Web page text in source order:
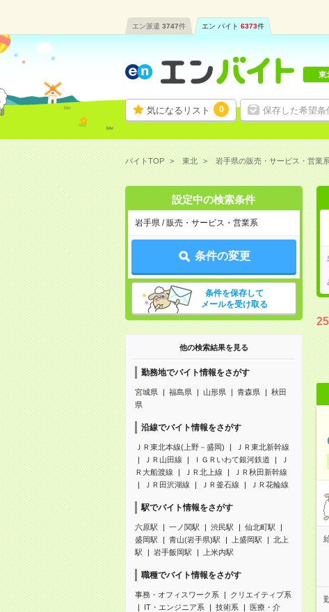
エン派遣 3747件 エン バイト 6373件
気になるリスト 0 保存した希望条
東
バイトTOP 東北 岩手県の販売・サービス・営業
設定中の検索条件
岩手県 / 販売・サービス・営業系
条件の変更
条件を保存して
メールを受け取る
他の検索結果を見る
勤務地でバイト情報をさがす
宮城県 福島県 山形県 青森県
秋田
県
沿線でバイト情報をさがす
ＪＲ東北本線(上野－盛岡)
ＪＲ東北新幹線
ＪＲ山田線
ＩＧＲいわて銀河鉄道
Ｊ
Ｒ大船渡線
ＪＲ北上線
ＪＲ秋田新幹線
ＪＲ田沢湖線
ＪＲ釜石線 ＪＲ花輪線
駅でバイト情報をさがす
六原駅 一ノ関駅 渋民駅
仙北町駅
盛岡駅
青山(岩手県)駅 上盛岡駅
北上
駅
岩手飯岡駅 上米内駅
職種でバイト情報をさがす
事務・オフィスワーク系
クリエイティブ系
IT・エンジニア系
技術系
医療・介